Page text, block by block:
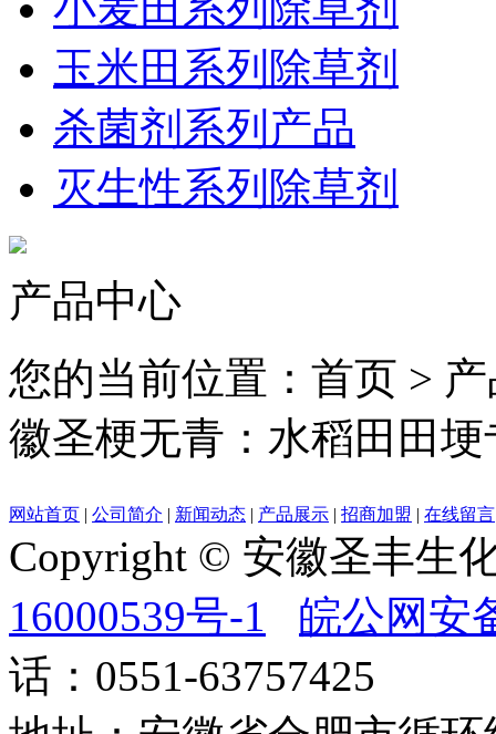
玉米田系列除草剂
杀菌剂系列产品
灭生性系列除草剂
产品中心
您的当前位置：首页 >
徽圣梗无青：水稻田田
网站首页 | 公司简介 | 新闻动态 | 产品展示 | 招商加盟 | 在线留言
Copyright © 安徽圣丰生
16000539号-1
皖公网安
话：0551-63757425